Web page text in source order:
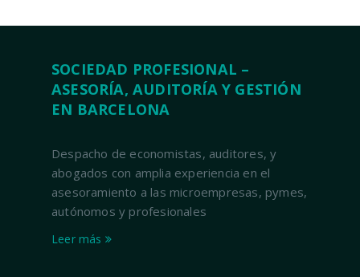
SOCIEDAD PROFESIONAL –
ASESORÍA, AUDITORÍA Y GESTIÓN
EN BARCELONA
Despacho de economistas, auditores, y
abogados con amplia experiencia en el
asesoramiento a las microempresas, pymes,
autónomos y profesionales
Leer más